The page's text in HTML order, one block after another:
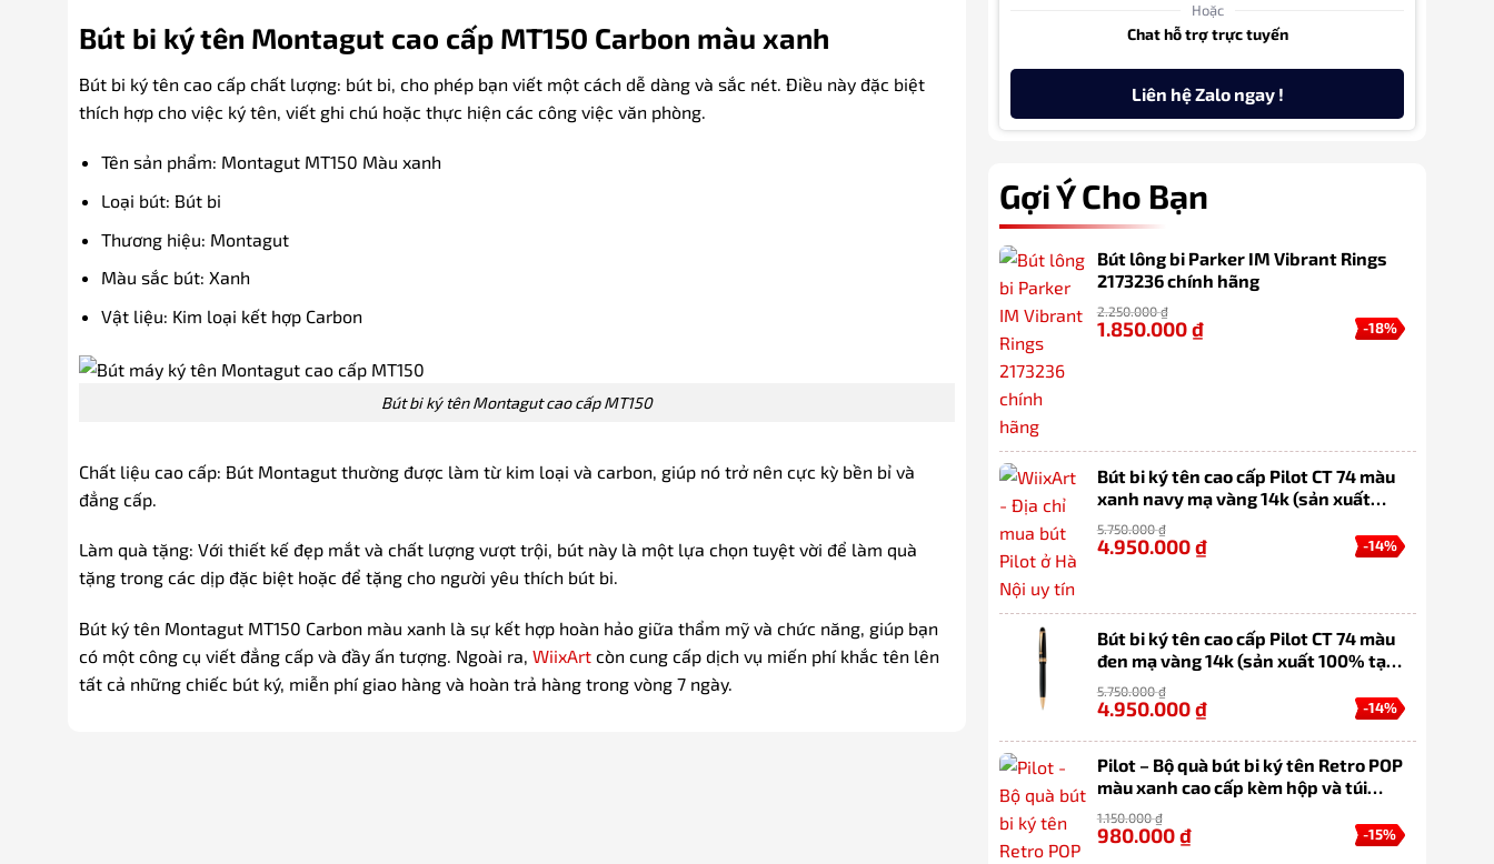
Bút bi ký tên Montagut cao cấp MT150 Carbon màu xanh
Bút bi ký tên cao cấp chất lượng: bút bi, cho phép bạn viết một cách dễ dàng và sắc nét. Điều này đặc biệt
thích hợp cho việc ký tên, viết ghi chú hoặc thực hiện các công việc văn phòng.
Tên sản phẩm: Montagut MT150 Màu xanh
Loại bút: Bút bi
Thương hiệu: Montagut
Màu sắc bút: Xanh
Vật liệu: Kim loại kết hợp Carbon
Bút bi ký tên Montagut cao cấp MT150
Chất liệu cao cấp: Bút Montagut thường được làm từ kim loại và carbon, giúp nó trở nên cực kỳ bền bỉ và
đẳng cấp.
Làm quà tặng: Với thiết kế đẹp mắt và chất lượng vượt trội, bút này là một lựa chọn tuyệt vời để làm quà
tặng trong các dịp đặc biệt hoặc để tặng cho người yêu thích bút bi.
Bút ký tên Montagut MT150 Carbon màu xanh là sự kết hợp hoàn hảo giữa thẩm mỹ và chức năng, giúp bạn
có một công cụ viết đẳng cấp và đầy ấn tượng. Ngoài ra, WiixArtcòn cung cấp dịch vụ miến phí khắc tên lên
tất cả những chiếc bút ký, miễn phí giao hàng và hoàn trả hàng trong vòng 7 ngày.
Hoặc
Chat hỗ trợ trực tuyến
Liên hệ Zalo ngay !
Gợi Ý Cho Bạn
Bút lông bi Parker IM Vibrant Rings
2173236 chính hãng
2.250.000₫
-18%
1.850.000₫
Bút bi ký tên cao cấp Pilot CT 74 màu
xanh navy mạ vàng 14k (sản xuất
100% tại Nhật Bản)
5.750.000₫
-14%
4.950.000₫
Bút bi ký tên cao cấp Pilot CT 74 màu
đen mạ vàng 14k (sản xuất 100% tại
Nhật Bản)
5.750.000₫
-14%
4.950.000₫
Pilot – Bộ quà bút bi ký tên Retro POP
màu xanh cao cấp kèm hộp và túi
hãng
1.150.000₫
-15%
980.000₫